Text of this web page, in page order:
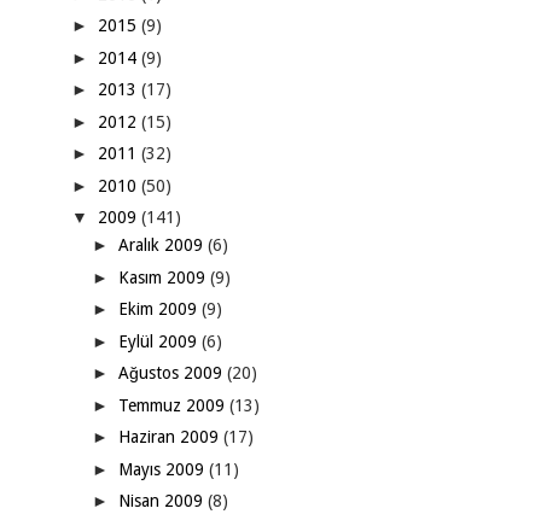
► 2015 (9)
► 2014 (9)
► 2013 (17)
► 2012 (15)
► 2011 (32)
► 2010 (50)
▼ 2009 (141)
► Aralık 2009 (6)
► Kasım 2009 (9)
► Ekim 2009 (9)
► Eylül 2009 (6)
► Ağustos 2009 (20)
► Temmuz 2009 (13)
► Haziran 2009 (17)
► Mayıs 2009 (11)
► Nisan 2009 (8)